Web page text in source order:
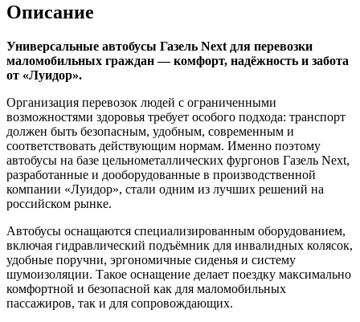
Описание
Универсальные автобусы Газель Next для перевозки
маломобильных граждан — комфорт, надёжность и забота
от «Луидор».
Организация перевозок людей с ограниченными
возможностями здоровья требует особого подхода: транспорт
должен быть безопасным, удобным, современным и
соответствовать действующим нормам. Именно поэтому
автобусы на базе цельнометаллических фургонов Газель Next,
разработанные и дооборудованные в производственной
компании «Луидор», стали одним из лучших решений на
российском рынке.
Автобусы оснащаются специализированным оборудованием,
включая гидравлический подъёмник для инвалидных колясок,
удобные поручни, эргономичные сиденья и систему
шумоизоляции. Такое оснащение делает поездку максимально
комфортной и безопасной как для маломобильных
пассажиров, так и для сопровождающих.